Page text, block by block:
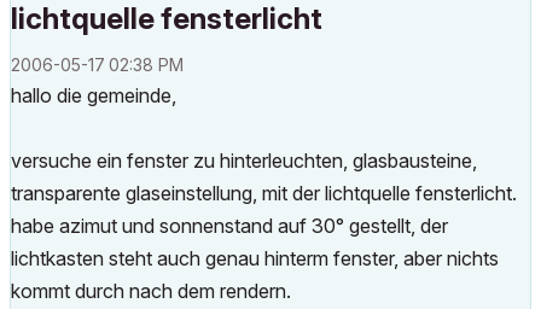
lichtquelle fensterlicht
‎2006-05-17 02:38 PM
hallo die gemeinde,
versuche ein fenster zu hinterleuchten, glasbausteine,
transparente glaseinstellung, mit der lichtquelle fensterlicht.
habe azimut und sonnenstand auf 30° gestellt, der
lichtkasten steht auch genau hinterm fenster, aber nichts
kommt durch nach dem rendern.